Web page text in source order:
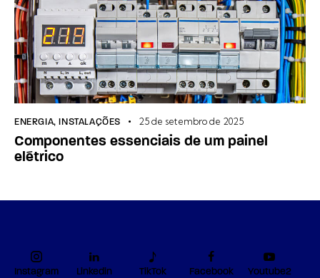
ENERGIA,INSTALAÇÕES 25 de setembro de 2025
Componentes essenciais de um painel
elétrico
Instagram Linkedin TikTok Facebook Youtube2